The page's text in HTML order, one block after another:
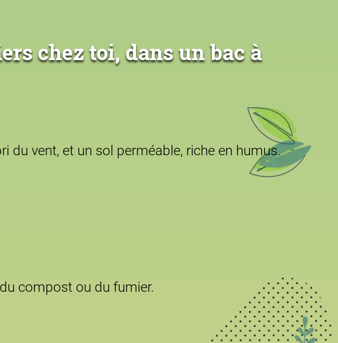
chez toi, dans un bac à
du vent, et un sol perméable, riche en humus.
compost ou du fumier.